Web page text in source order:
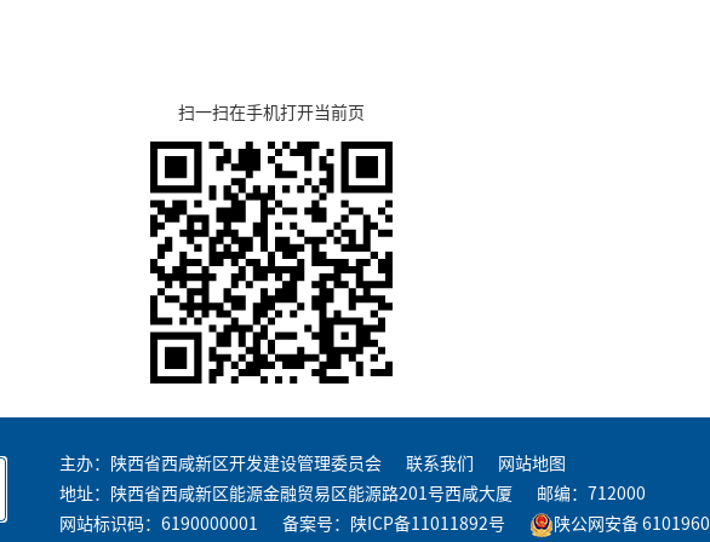
扫一扫在手机打开当前页
主办：陕西省西咸新区开发建设管理委员会 联系我们
网站地图
地址：陕西省西咸新区能源金融贸易区能源路201号西咸大厦
邮编：712000
网站标识码：6190000001
备案号： 陕ICP备11011892号 陕公网安备